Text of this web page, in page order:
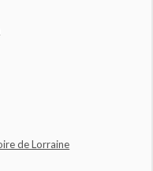
de Lorraine